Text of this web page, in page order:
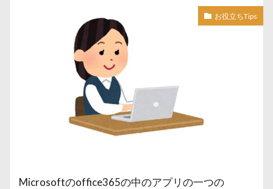
お役立ちTips
Microsoftのoffice365の中のアプリの一つの